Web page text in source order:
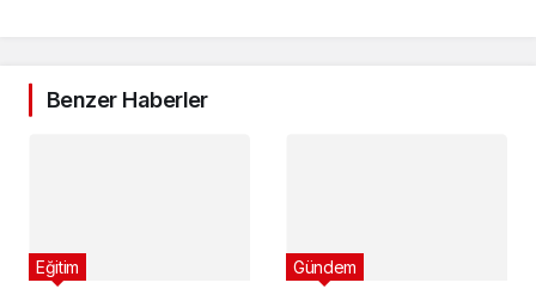
Benzer Haberler
Eğitim Gündem